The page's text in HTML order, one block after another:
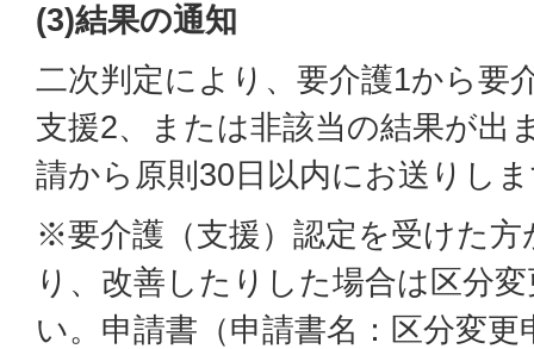
(3)結果の通知
二次判定により、要介護1から要
支援2、または非該当の結果が出
請から原則30日以内にお送りし
※要介護（支援）認定を受けた方
り、改善したりした場合は区分
い。申請書（申請書名：区分変